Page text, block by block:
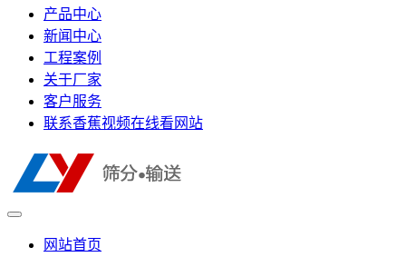
产品中心
新闻中心
工程案例
关于厂家
客户服务
联系香蕉视频在线看网站
网站首页